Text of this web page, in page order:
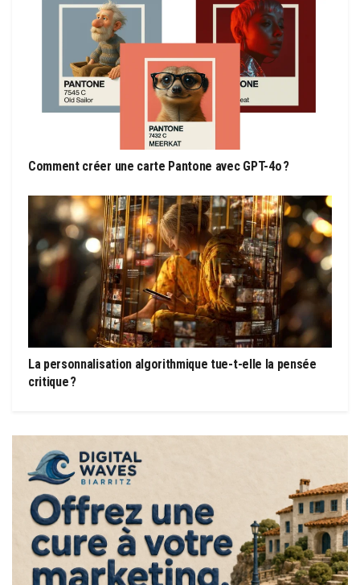
Comment créer une carte Pantone avec GPT-4o ?
La personnalisation algorithmique tue-t-elle la pensée
critique ?